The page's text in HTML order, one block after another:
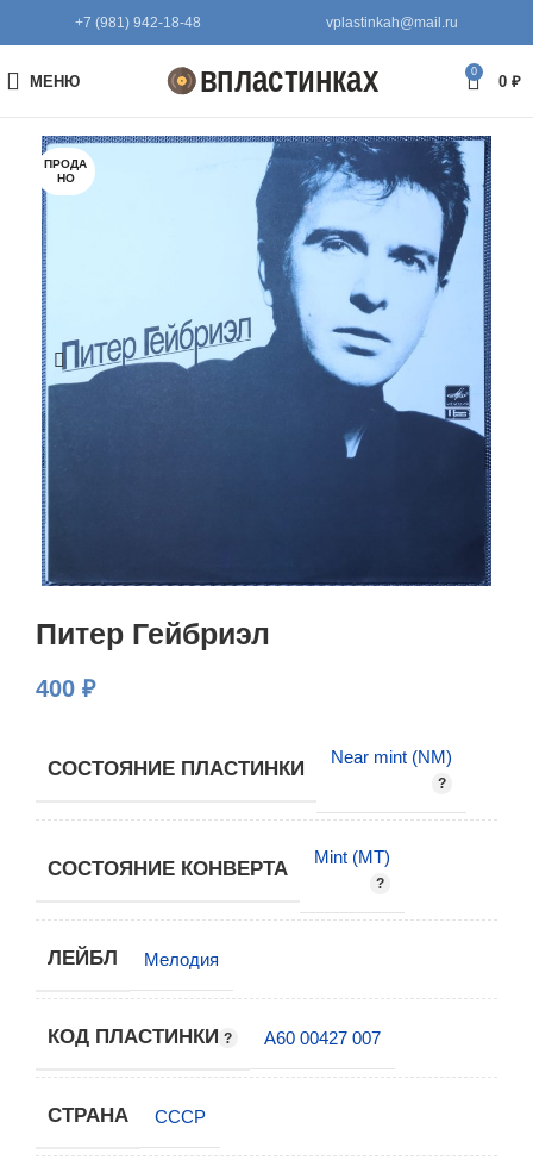
+7 (981) 942-18-48 vplastinkah@mail.ru
МЕНЮ
0
0 ₽
ПРОДА
НО
Питер Гейбриэл
400 ₽
СОСТОЯНИЕ ПЛАСТИНКИ
Near mint (NM)
СОСТОЯНИЕ КОНВЕРТА
Mint (MT)
ЛЕЙБЛ Мелодия
КОД ПЛАСТИНКИ А60 00427 007
СТРАНА СССР